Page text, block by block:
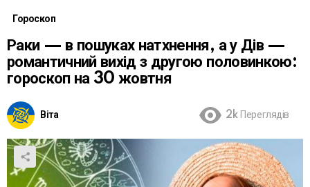
Гороскоп
Раки — в пошуках натхнення, а у Дів —
романтичний вихід з другою половинкою:
гороскоп на 30 жовтня
Віта 2k Переглядів